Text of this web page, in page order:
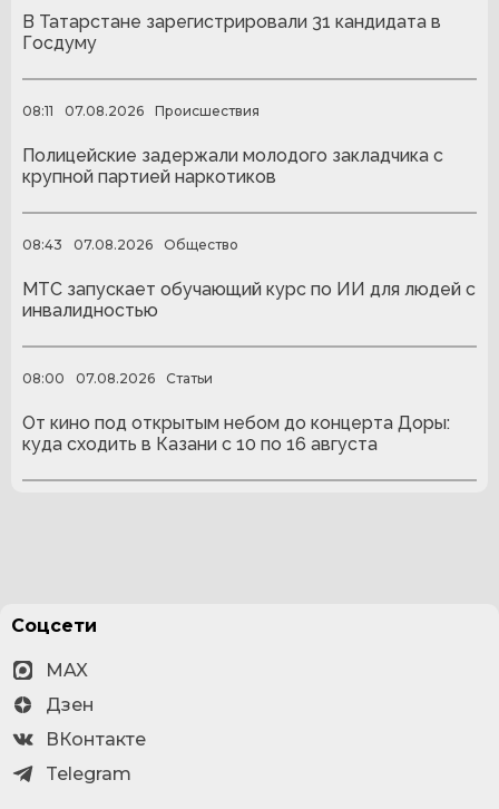
В Татарстане зарегистрировали 31 кандидата в
Госдуму
08:11 07.08.2026 Происшествия
Полицейские задержали молодого закладчика с
крупной партией наркотиков
08:43 07.08.2026 Общество
МТС запускает обучающий курс по ИИ для людей с
инвалидностью
08:00 07.08.2026 Статьи
От кино под открытым небом до концерта Доры:
куда сходить в Казани с 10 по 16 августа
Соцсети
MAX
Дзен
ВКонтакте
Telegram